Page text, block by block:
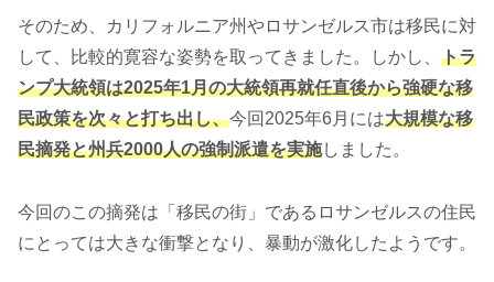
そのため、カリフォルニア州やロサンゼルス市は移民に対
して、比較的寛容な姿勢を取ってきました。しかし、 トラ
ンプ大統領は2025年1月の大統領再就任直後から強硬な移
民政策を次々と打ち出し、今回2025年6月には大規模な移
民摘発と州兵2000人の強制派遣を実施しました。
今回のこの摘発は「移民の街」であるロサンゼルスの住民
にとっては大きな衝撃となり、暴動が激化したようです。